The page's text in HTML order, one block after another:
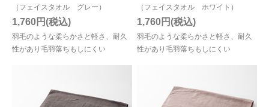
（フェイスタオル グレー）
羽毛のような柔らかさと軽さ、耐久
性があり毛羽落ちもしにくい
1,760円
（フェイスタオル ホワイト）
羽毛のような柔らかさと軽さ、耐久
性があり毛羽落ちもしにくい
1,760円